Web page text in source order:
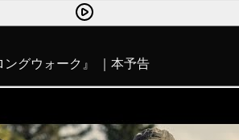
グウォーク』 ｜本予告